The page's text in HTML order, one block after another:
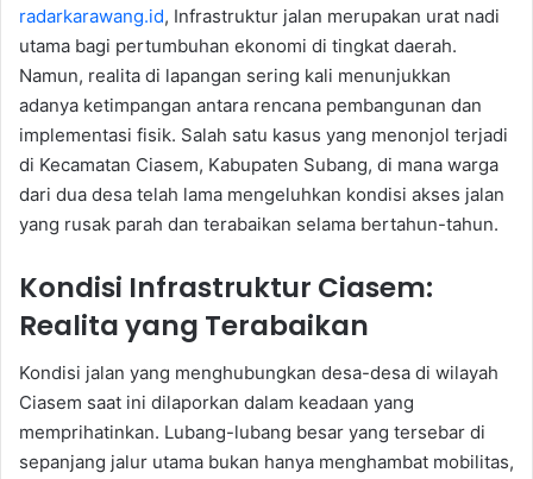
radarkarawang.id, Infrastruktur jalan merupakan urat nadi
utama bagi pertumbuhan ekonomi di tingkat daerah.
Namun, realita di lapangan sering kali menunjukkan
adanya ketimpangan antara rencana pembangunan dan
implementasi fisik. Salah satu kasus yang menonjol terjadi
di Kecamatan Ciasem, Kabupaten Subang, di mana warga
dari dua desa telah lama mengeluhkan kondisi akses jalan
yang rusak parah dan terabaikan selama bertahun-tahun.
Kondisi Infrastruktur Ciasem:
Realita yang Terabaikan
Kondisi jalan yang menghubungkan desa-desa di wilayah
Ciasem saat ini dilaporkan dalam keadaan yang
memprihatinkan. Lubang-lubang besar yang tersebar di
sepanjang jalur utama bukan hanya menghambat mobilitas,